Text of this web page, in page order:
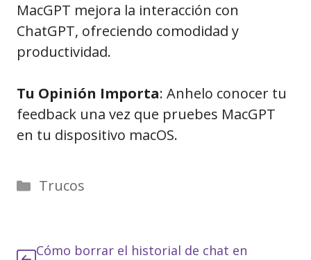
MacGPT mejora la interacción con
ChatGPT, ofreciendo comodidad y
productividad.
Tu Opinión Importa: Anhelo conocer tu
feedback una vez que pruebes MacGPT
en tu dispositivo macOS.
Categorías
Trucos
Cómo borrar el historial de chat en